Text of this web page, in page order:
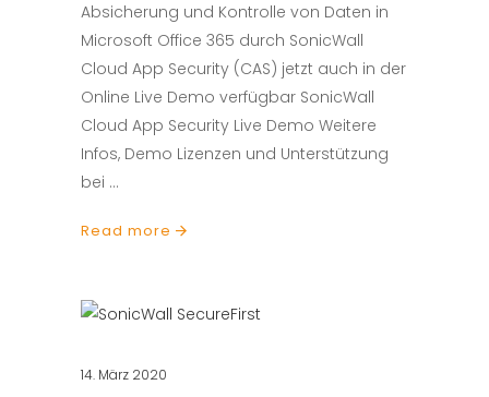
Absicherung und Kontrolle von Daten in
Microsoft Office 365 durch SonicWall
Cloud App Security (CAS) jetzt auch in der
Online Live Demo verfügbar SonicWall
Cloud App Security Live Demo Weitere
Infos, Demo Lizenzen und Unterstützung
bei
Read more
14. März 2020